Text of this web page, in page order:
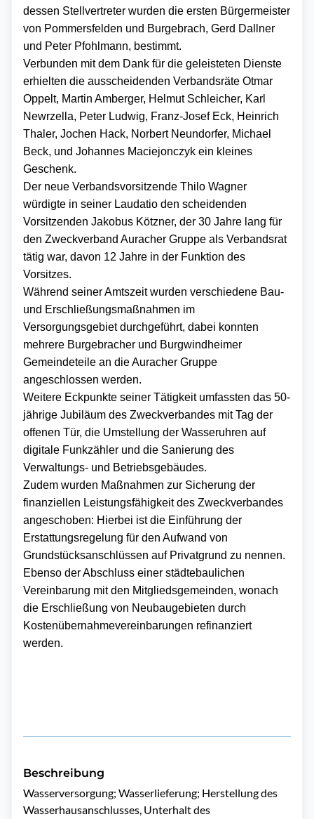
dessen Stellvertreter wurden die ersten Bürgermeister
von Pommersfelden und Burgebrach, Gerd Dallner
und Peter Pfohlmann, bestimmt.
Verbunden mit dem Dank für die geleisteten Dienste
erhielten die ausscheidenden Verbandsräte Otmar
Oppelt, Martin Amberger, Helmut Schleicher, Karl
Newrzella, Peter Ludwig, Franz-Josef Eck, Heinrich
Thaler, Jochen Hack, Norbert Neundorfer, Michael
Beck, und Johannes Maciejonczyk ein kleines
Geschenk.
Der neue Verbandsvorsitzende Thilo Wagner
würdigte in seiner Laudatio den scheidenden
Vorsitzenden Jakobus Kötzner, der 30 Jahre lang für
den Zweckverband Auracher Gruppe als Verbandsrat
tätig war, davon 12 Jahre in der Funktion des
Vorsitzes.
Während seiner Amtszeit wurden verschiedene Bau-
und Erschließungsmaßnahmen im
Versorgungsgebiet durchgeführt, dabei konnten
mehrere Burgebracher und Burgwindheimer
Gemeindeteile an die Auracher Gruppe
angeschlossen werden.
Weitere Eckpunkte seiner Tätigkeit umfassten das 50-
jährige Jubiläum des Zweckverbandes mit Tag der
offenen Tür, die Umstellung der Wasseruhren auf
digitale Funkzähler und die Sanierung des
Verwaltungs- und Betriebsgebäudes.
Zudem wurden Maßnahmen zur Sicherung der
finanziellen Leistungsfähigkeit des Zweckverbandes
angeschoben: Hierbei ist die Einführung der
Erstattungsregelung für den Aufwand von
Grundstücksanschlüssen auf Privatgrund zu nennen.
Ebenso der Abschluss einer städtebaulichen
Vereinbarung mit den Mitgliedsgemeinden, wonach
die Erschließung von Neubaugebieten durch
Kostenübernahmevereinbarungen refinanziert
werden.
Beschreibung
Wasserversorgung; Wasserlieferung; Herstellung des
Wasserhausanschlusses, Unterhalt des